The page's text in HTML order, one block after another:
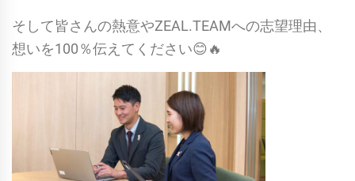
そして皆さんの熱意やZEAL.TEAMへの志望理由、
想いを100％伝えてください😊🔥